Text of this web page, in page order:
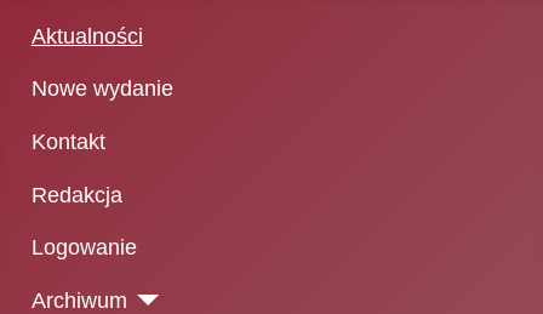
Aktualności
Nowe wydanie
Kontakt
Redakcja
Logowanie
Archiwum